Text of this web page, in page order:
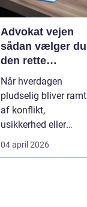
Advokat vejen
sådan vælger du
den rette
juridiske hjælp
lokalt
Når hverdagen
pludselig bliver ramt
af konflikt,
usikkerhed eller
store beslutninger,
kan en lokal a...
04 april 2026